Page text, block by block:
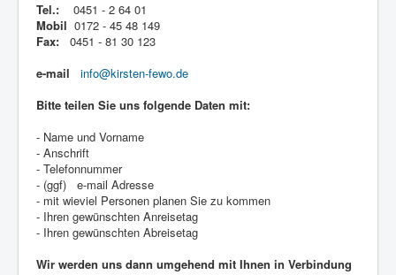
Tel.: 0451 - 2 64 01
Mobil 0172 - 45 48 149
Fax: 0451 - 81 30 123
e-mail
info@kirsten-fewo.de
Bitte teilen Sie uns folgende Daten mit:
- Name und Vorname
- Anschrift
- Telefonnummer
- (ggf) e-mail Adresse
- mit wieviel Personen planen Sie zu kommen
- Ihren gewünschten Anreisetag
- Ihren gewünschten Abreisetag
Wir werden uns dann umgehend mit Ihnen in Verbindung